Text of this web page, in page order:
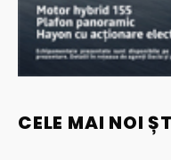
CELE MAI NOI